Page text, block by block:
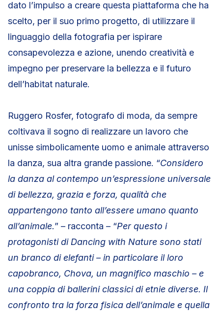
dato l’impulso a creare questa piattaforma che ha
scelto, per il suo primo progetto, di utilizzare il
linguaggio della fotografia per ispirare
consapevolezza e azione, unendo creatività e
impegno per preservare la bellezza e il futuro
dell’habitat naturale.
Ruggero Rosfer, fotografo di moda, da sempre
coltivava il sogno di realizzare un lavoro che
unisse simbolicamente uomo e animale attraverso
la danza, sua altra grande passione. “Considero
la danza al contempo un’espressione universale
di bellezza, grazia e forza, qualità che
appartengono tanto all’essere umano quanto
all’animale.” – racconta – “Per questo i
protagonisti di Dancing with Nature sono stati
un branco di elefanti – in particolare il loro
capobranco, Chova, un magnifico maschio – e
una coppia di ballerini classici di etnie diverse. Il
confronto tra la forza fisica dell’animale e quella